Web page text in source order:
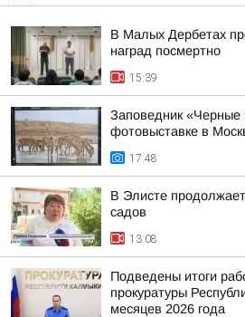
В Малых Дербетах
наград посмертно
15:39
Заповедник «Черные
фотовыставке в
17:48
В Элисте
садов
13:08
Подведены итоги
прокуратуры
месяцев 2026 года